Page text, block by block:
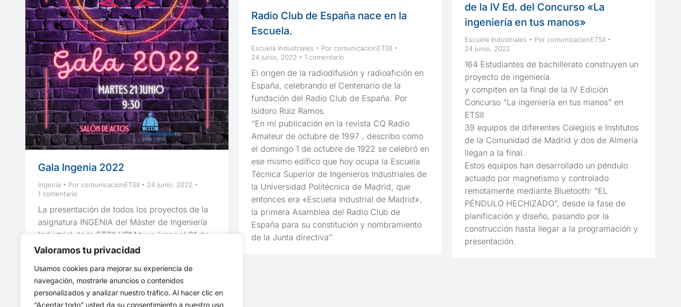
Valoramos tu privacidad
Usamos cookies para mejorar su experiencia de
navegación, mostrarle anuncios o contenidos
personalizados y analizar nuestro tráfico. Al hacer clic en
“Aceptar todo” usted da su consentimiento a nuestro uso
Gala Ingenia 2022
Ingenia Por comunicacionETSII
24 junio, 2022
1 comentario
La presentación de todos los proyectos de la
asignatura INGENIA del Máster de Ingeniería
Industrial de la ETSII UPM tuvo lugar el 21 de
junio de 2022. Con el título «De copas con
representado una mini obra teatral en la que,
con mucho humos, van presentando todos y
cada uno de los proyectos.
Radio Club de España nace en la
Escuela.
Escuela Industriales Por comunicacionETSII
24 junio, 2022
1 comentario
El origen de la radiodifusión y radioafición en
España, celebrando el Centenario de la
fundación del Radio Club de España. Por
Isidoro Ruiz Ramos.
“En mi publicación en la revista CQ Radio
Amateur de octubre de 1997 , describo como
el domingo 1 de octubre de 1922 se celebró en
ese mismo edifico que hoy ocupa la Escuela
Técnica Superior de Ingenieros Industriales de
la Universidad Politécnica de Madrid, que
entonces era «Escuela Industrial de Madrid»,
la primera Asamblea del Radio Club de
España para su constitución y nombramiento
de la Junta directiva”
de la IV Ed. del Concurso «La
ingeniería en tus manos»
Escuela Industriales Por comunicacionETSII
24 junio, 2022
164 Estudiantes de bachillerato construyen un
proyecto de ingeniería
y compiten en la final de la IV Edición
Concurso “La ingeniería en tus manos” en
ETSII
39 equipos de diferentes Colegios e Institutos
de la Comunidad de Madrid y dos de Almería
llegan a la final.
Estos equipos han desarrollado un péndulo
actuado por magnetismo y controlado
remotamente mediante Bluetooth: “EL
PÉNDULO HECHIZADO”, desde la fase de
planificación y diseño, pasando por la
construcción hasta llegar a la programación y
presentación.